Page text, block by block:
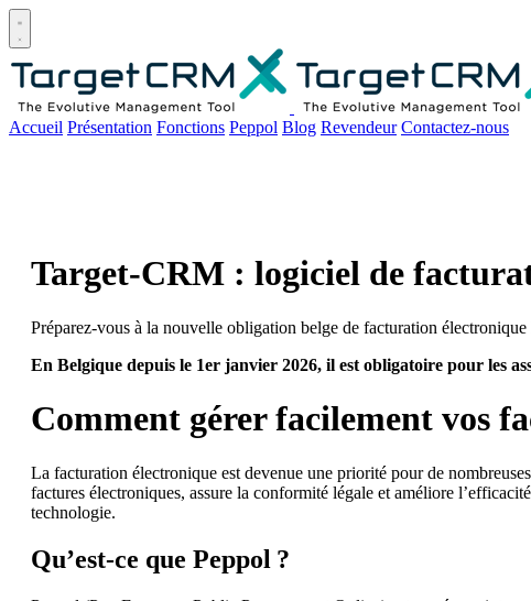
Open main menu
Accueil Présentation Fonctions Peppol Blog Revendeur Contactez-nous
Target-CRM : logiciel de
Préparez-vous à la nouvelle obligation belge de facturation
En Belgique depuis le 1er janvier 2026, il est obligatoire pour les
Comment gérer facilement vos
La facturation électronique est devenue une priorité pour de
factures électroniques, assure la conformité légale et améliore
technologie.
Qu’est-ce que Peppol ?